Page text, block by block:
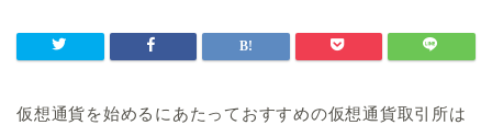
仮想通貨を始めるにあたっておすすめの仮想通貨取引所は